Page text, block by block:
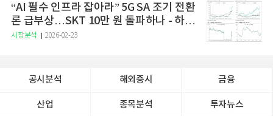
“AI 필수 인프라 잡아라” 5G SA 조기 전환
론 급부상…SKT 10만 원 돌파하나 - 하나
증권
시장분석 2026-02-23
공시분석 해외증시 금융
산업 종목분석 투자뉴스